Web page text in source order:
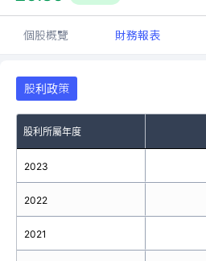
個股概覽 財務報表
股利政策
股利所屬年度
2023
2022
2021